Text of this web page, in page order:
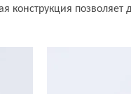
конструкция